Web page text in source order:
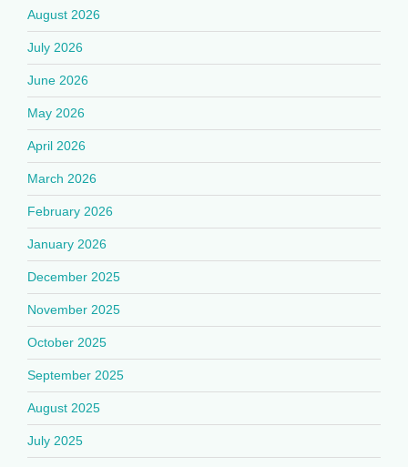
August 2026
July 2026
June 2026
May 2026
April 2026
March 2026
February 2026
January 2026
December 2025
November 2025
October 2025
September 2025
August 2025
July 2025